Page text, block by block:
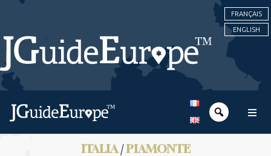
FRANÇAIS
ENGLISH
ITALIA/PIAMONTE